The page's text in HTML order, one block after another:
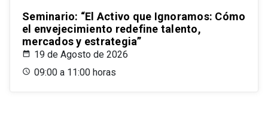
Seminario: “El Activo que Ignoramos: Cómo
el envejecimiento redefine talento,
mercados y estrategia”
19 de Agosto de 2026
09:00 a 11:00 horas